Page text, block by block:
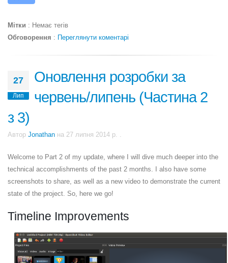
Мітки : Немає тегів
Обговорення : Переглянути коментарі
27
Лип
Оновлення розробки за
червень/липень (Частина 2
з 3)
Автор Jonathan на 27 липня 2014 р. .
Welcome to Part 2 of my update, where I will dive much deeper into the
technical accomplishments of the past 2 months. I also have some
screenshots to share, as well as a new video to demonstrate the current
state of the project. So, here we go!
Timeline Improvements